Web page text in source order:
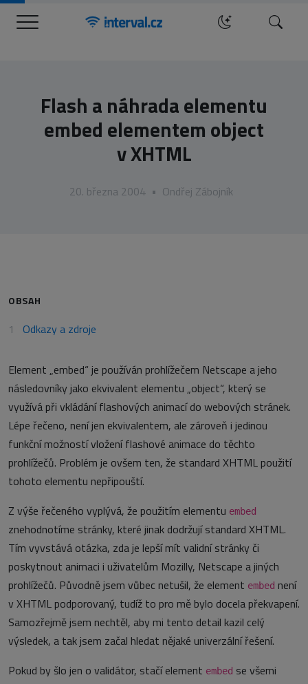
Menu Hledat
Flash a náhrada elementu
embed elementem object
v XHTML
20. března 2004 • Ondřej Zábojník
OBSAH
Odkazy a zdroje
Element „embed“ je používán prohlížečem Netscape a jeho
následovníky jako ekvivalent elementu „object“, který se
využívá při vkládání flashových animací do webových stránek.
Lépe řečeno, není jen ekvivalentem, ale zároveň i jedinou
funkční možností vložení flashové animace do těchto
prohlížečů. Problém je ovšem ten, že standard XHTML použití
tohoto elementu nepřipouští.
Z výše řečeného vyplývá, že použitím elementu embed
znehodnotíme stránky, které jinak dodržují standard XHTML.
Tím vyvstává otázka, zda je lepší mít validní stránky či
poskytnout animaci i uživatelům Mozilly, Netscape a jiných
prohlížečů. Původně jsem vůbec netušil, že element embed není
v XHTML podporovaný, tudíž to pro mě bylo docela překvapení.
Samozřejmě jsem nechtěl, aby mi tento detail kazil celý
výsledek, a tak jsem začal hledat nějaké univerzální řešení.
Pokud by šlo jen o validátor, stačí element embed se všemi